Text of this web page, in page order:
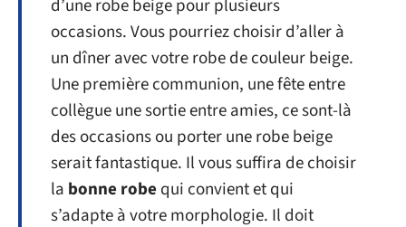
d’une robe beige pour plusieurs
occasions. Vous pourriez choisir d’aller à
un dîner avec votre robe de couleur beige.
Une première communion, une fête entre
collègue une sortie entre amies, ce sont-là
des occasions ou porter une robe beige
serait fantastique. Il vous suffira de choisir
la bonne robe qui convient et qui
s’adapte à votre morphologie. Il doit